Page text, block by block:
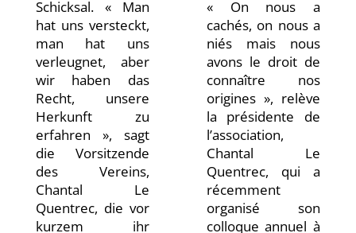
Schicksal. « Man
hat uns versteckt,
man hat uns
verleugnet, aber
wir haben das
Recht, unsere
Herkunft zu
erfahren », sagt
die Vorsitzende
des Vereins,
Chantal Le
Quentrec, die vor
kurzem ihr
« On nous a
cachés, on nous a
niés mais nous
avons le droit de
connaître nos
origines », relève
la présidente de
l’association,
Chantal Le
Quentrec, qui a
récemment
organisé son
colloque annuel à